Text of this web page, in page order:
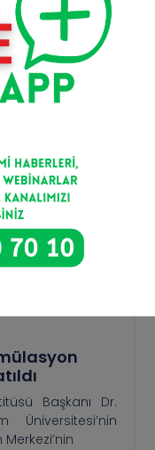
Başkanı Dr.